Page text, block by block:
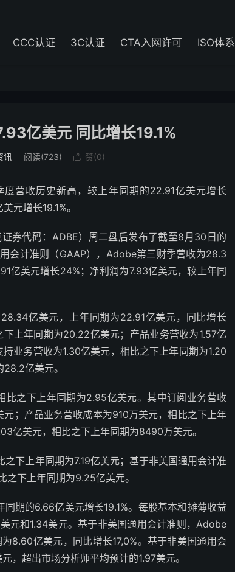
CCC认证 3C认证 CTA入网许可 ISO体系
亿美元 同比增长19.1%
讯 阅读(723)  赞(0)
营收历史新高，较上年同期的22.91亿美元增长
元增长19.1%。
券代码：ADBE）周二盘后发布了截至8月30日的
会计准则（GAAP），Adobe第三财季营收为28.3
亿美元增长24%；净利润为7.93亿美元，较上年同
亿美元，上年同期为22.91亿美元，同比增长
上年同期为20.22亿美元；产品业务营收为1.57亿
业务营收为1.30亿美元，相比之下上年同期为1.20
亿美元。
比之下上年同期为2.95亿美元。其中订阅业务营收
；产品业务营收成本为910万美元，相比之下上年
亿美元，相比之下上年同期为8490万美元。
下上年同期为7.19亿美元；基于非美国通用会计准
下上年同期为9.25亿美元。
期的6.66亿美元增长19.1%。每股基本和摊薄收益
元和1.34美元。基于非美国通用会计准则，Adobe
8.60亿美元，同比增长17,0%。基于非美国通用会
，超出市场分析师平均预计的1.97美元。